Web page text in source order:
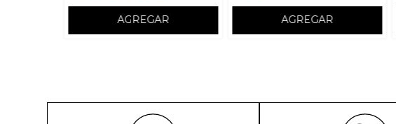
AGREGAR AGREGAR